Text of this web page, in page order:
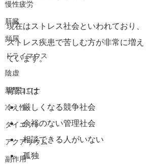
慢性疲労
肝臓
頻尿
ドライマウス
陰虚
新型コロナ
冷え性
ダイエット
アクアリウム
副作用
現在はストレス社会といわれており、
ストレス疾患で苦しむ方が非常に増え
ています。
背景には
厳しくなる競争社会
余裕のない管理社会
相談できる人がいない
孤独